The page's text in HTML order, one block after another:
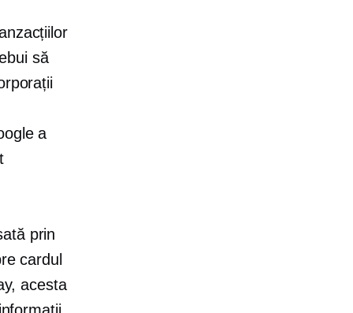
să
a
prin
cardul
acesta